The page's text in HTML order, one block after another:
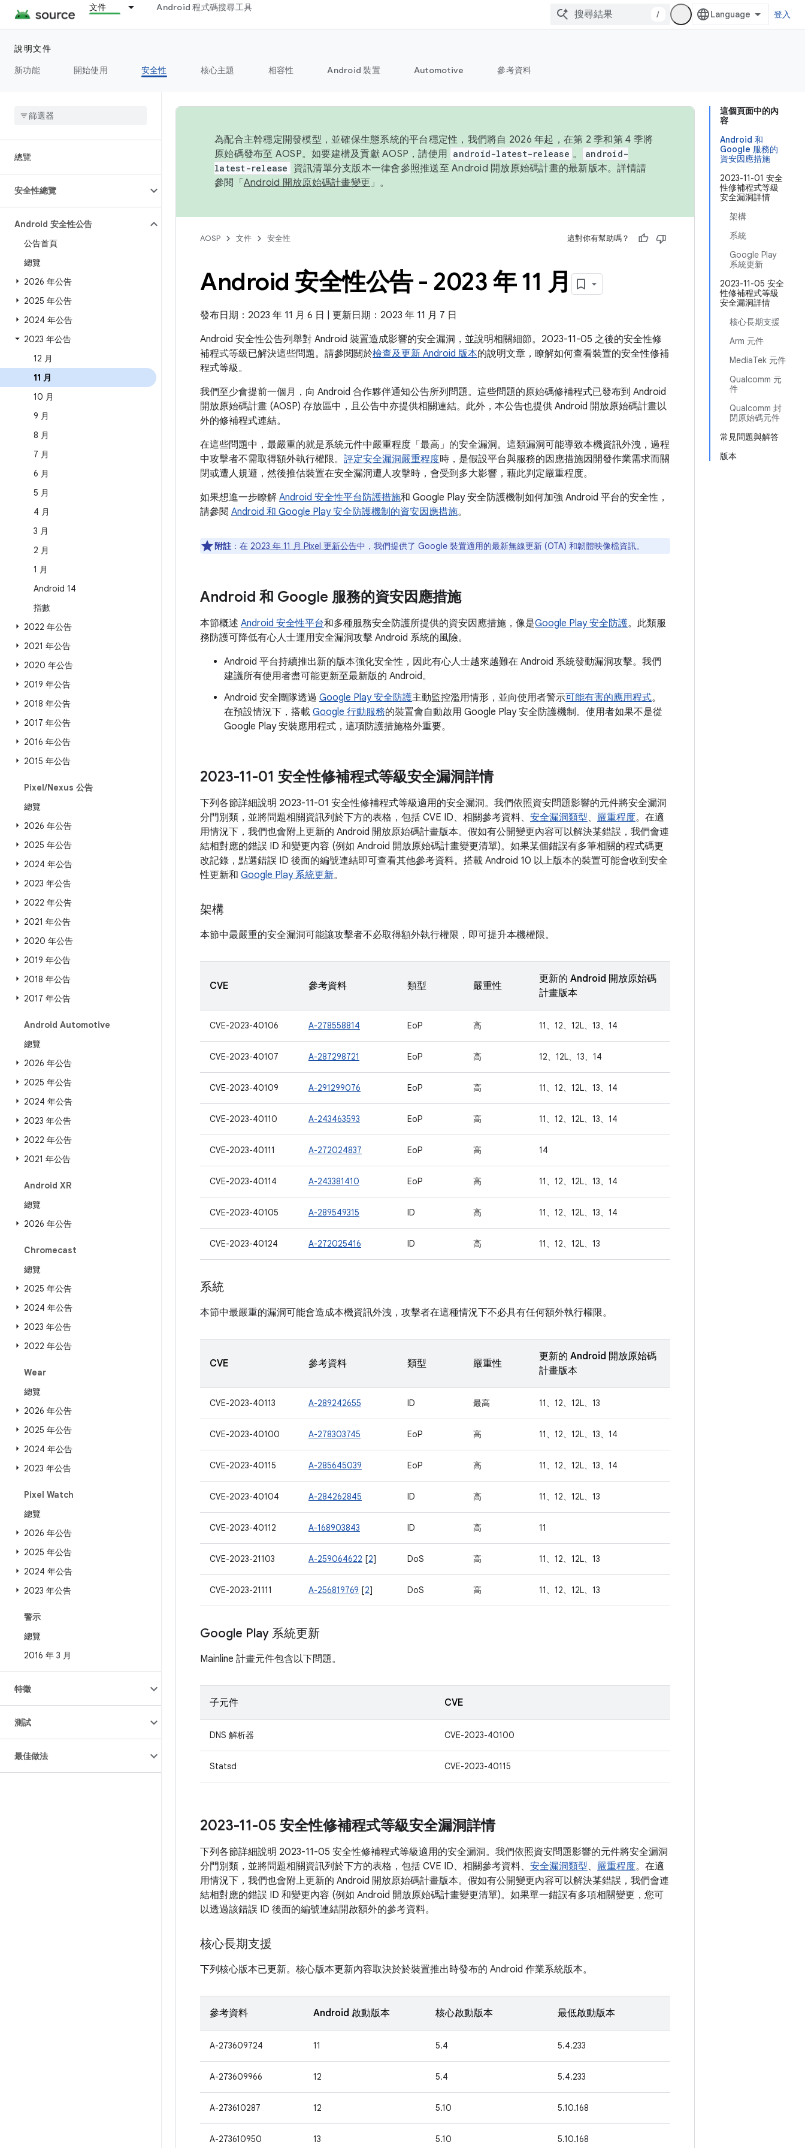
文件 Android 程式碼搜尋工具
/ 登入
說明文件
新功能
開始使用 安全性 核心主題 相容性 Android 裝置 Automotive 參考資料
總覽
安全性總覽
Android 安全性公告
公告首頁
總覽
2026 年公告
2025 年公告
2024 年公告
2023 年公告
12 月
11 月
10 月
9 月
8 月
7 月
6 月
5 月
4 月
3 月
2 月
1 月
Android 14
指數
2022 年公告
2021 年公告
2020 年公告
2019 年公告
2018 年公告
2017 年公告
2016 年公告
2015 年公告
Pixel/Nexus 公告
總覽
2026 年公告
2025 年公告
2024 年公告
2023 年公告
2022 年公告
2021 年公告
2020 年公告
2019 年公告
2018 年公告
2017 年公告
Android Automotive
總覽
2026 年公告
2025 年公告
2024 年公告
2023 年公告
2022 年公告
2021 年公告
Android XR
總覽
2026 年公告
Chromecast
總覽
2025 年公告
2024 年公告
2023 年公告
2022 年公告
Wear
總覽
2026 年公告
2025 年公告
2024 年公告
2023 年公告
Pixel Watch
總覽
2026 年公告
2025 年公告
2024 年公告
2023 年公告
警示
總覽
2016 年 3 月
特徵
測試
最佳做法
這個頁面中的內
容
Android 和
Google 服務的
資安因應措施
2023-11-01 安全
性修補程式等級
安全漏洞詳情
架構
系統
Google Play
系統更新
2023-11-05 安全
性修補程式等級
安全漏洞詳情
核心長期支援
Arm 元件
MediaTek 元件
Qualcomm 元
件
Qualcomm 封
閉原始碼元件
常見問題與解答
版本
為配合主幹穩定開發模型，並確保生態系統的平台穩定性，我們將自 2026 年起，在第 2 季和第 4 季將
原始碼發布至 AOSP。如要建構及貢獻 AOSP，請使用 android-latest-release 。
android-
latest-release
資訊清單分支版本一律會參照推送至 Android 開放原始碼計畫的最新版本。詳情請
參閱「 Android 開放原始碼計畫變更 」。
AOSP 文件 安全性 這對你有幫助嗎？
Android 安全性公告 - 2023 年 11 月
發布日期：2023 年 11 月 6 日 | 更新日期：2023 年 11 月 7 日
Android 安全性公告列舉對 Android 裝置造成影響的安全漏洞，並說明相關細節。2023-11-05 之後的安全性修
補程式等級已解決這些問題。請參閱關於檢查及更新 Android 版本的說明文章，瞭解如何查看裝置的安全性修補
程式等級。
我們至少會提前一個月，向 Android 合作夥伴通知公告所列問題。這些問題的原始碼修補程式已發布到 Android
開放原始碼計畫 (AOSP) 存放區中，且公告中亦提供相關連結。此外，本公告也提供 Android 開放原始碼計畫以
外的修補程式連結。
在這些問題中，最嚴重的就是系統元件中嚴重程度「最高」的安全漏洞。這類漏洞可能導致本機資訊外洩，過程
中攻擊者不需取得額外執行權限。 評定安全漏洞嚴重程度時，是假設平台與服務的因應措施因開發作業需求而關
閉或遭人規避，然後推估裝置在安全漏洞遭人攻擊時，會受到多大影響，藉此判定嚴重程度。
如果想進一步瞭解 Android 安全性平台防護措施和 Google Play 安全防護機制如何加強 Android 平台的安全性，
請參閱 Android 和 Google Play 安全防護機制的資安因應措施。
附註 ：在 2023 年 11 月 Pixel 更新公告中，我們提供了 Google 裝置適用的最新無線更新 (OTA) 和韌體映像檔資訊。
Android 和 Google 服務的資安因應措施
本節概述 Android 安全性平台和多種服務安全防護所提供的資安因應措施，像是Google Play 安全防護。此類服
務防護可降低有心人士運用安全漏洞攻擊 Android 系統的風險。
Android 平台持續推出新的版本強化安全性，因此有心人士越來越難在 Android 系統發動漏洞攻擊。我們
建議所有使用者盡可能更新至最新版的 Android。
Android 安全團隊透過 Google Play 安全防護主動監控濫用情形，並向使用者警示可能有害的應用程式。
在預設情況下，搭載 Google 行動服務的裝置會自動啟用 Google Play 安全防護機制。使用者如果不是從
Google Play 安裝應用程式，這項防護措施格外重要。
2023-11-01 安全性修補程式等級安全漏洞詳情
下列各節詳細說明 2023-11-01 安全性修補程式等級適用的安全漏洞。我們依照資安問題影響的元件將安全漏洞
分門別類，並將問題相關資訊列於下方的表格，包括 CVE ID、相關參考資料、 安全漏洞類型、 嚴重程度。在適
用情況下，我們也會附上更新的 Android 開放原始碼計畫版本。假如有公開變更內容可以解決某錯誤，我們會連
結相對應的錯誤 ID 和變更內容 (例如 Android 開放原始碼計畫變更清單)。如果某個錯誤有多筆相關的程式碼更
改記錄，點選錯誤 ID 後面的編號連結即可查看其他參考資料。搭載 Android 10 以上版本的裝置可能會收到安全
性更新和 Google Play 系統更新。
架構
本節中最嚴重的安全漏洞可能讓攻擊者不必取得額外執行權限，即可提升本機權限。
CVE 參考資料 類型 嚴重性
更新的 Android 開放原始碼
計畫版本
CVE-2023-40106 A-278558814 EoP 高 11、12、12L、13、14
CVE-2023-40107 A-287298721 EoP 高 12、12L、13、14
CVE-2023-40109 A-291299076 EoP 高 11、12、12L、13、14
CVE-2023-40110 A-243463593 EoP 高 11、12、12L、13、14
CVE-2023-40111 A-272024837 EoP 高 14
CVE-2023-40114 A-243381410 EoP 高 11、12、12L、13、14
CVE-2023-40105 A-289549315 ID 高 11、12、12L、13、14
CVE-2023-40124 A-272025416 ID 高 11、12、12L、13
系統
本節中最嚴重的漏洞可能會造成本機資訊外洩，攻擊者在這種情況下不必具有任何額外執行權限。
CVE 參考資料 類型 嚴重性
更新的 Android 開放原始碼
計畫版本
CVE-2023-40113 A-289242655 ID 最高 11、12、12L、13
CVE-2023-40100 A-278303745 EoP 高 11、12、12L、13、14
CVE-2023-40115 A-285645039 EoP 高 11、12、12L、13、14
CVE-2023-40104 A-284262845 ID 高 11、12、12L、13
CVE-2023-40112 A-168903843 ID 高 11
CVE-2023-21103 A-259064622 [2] DoS 高 11、12、12L、13
CVE-2023-21111 A-256819769 [2] DoS 高 11、12、12L、13
Google Play 系統更新
Mainline 計畫元件包含以下問題。
子元件 CVE
DNS 解析器 CVE-2023-40100
Statsd CVE-2023-40115
2023-11-05 安全性修補程式等級安全漏洞詳情
下列各節詳細說明 2023-11-05 安全性修補程式等級適用的安全漏洞。我們依照資安問題影響的元件將安全漏洞
分門別類，並將問題相關資訊列於下方的表格，包括 CVE ID、相關參考資料、 安全漏洞類型、 嚴重程度。在適
用情況下，我們也會附上更新的 Android 開放原始碼計畫版本。假如有公開變更內容可以解決某錯誤，我們會連
結相對應的錯誤 ID 和變更內容 (例如 Android 開放原始碼計畫變更清單)。如果單一錯誤有多項相關變更，您可
以透過該錯誤 ID 後面的編號連結開啟額外的參考資料。
核心長期支援
下列核心版本已更新。核心版本更新內容取決於於裝置推出時發布的 Android 作業系統版本。
參考資料 Android 啟動版本 核心啟動版本 最低啟動版本
A-273609724 11 5.4 5.4.233
A-273609966 12 5.4 5.4.233
A-273610287 12 5.10 5.10.168
A-273610950 13 5.10 5.10.168